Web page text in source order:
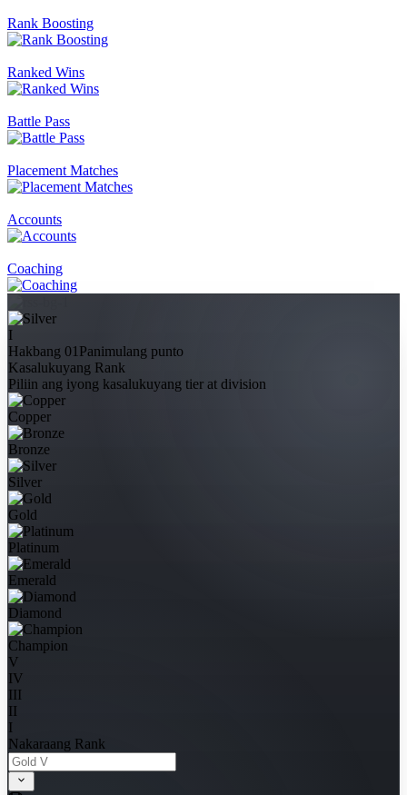
Rank Boosting
Ranked Wins
Battle Pass
Placement Matches
Accounts
Coaching
I
Hakbang 01 Panimulang punto
Kasalukuyang Rank
Piliin ang iyong kasalukuyang tier at division
Copper
Bronze
Silver
Gold
Platinum
Emerald
Diamond
Champion
V
IV
III
II
I
Nakaraang Rank